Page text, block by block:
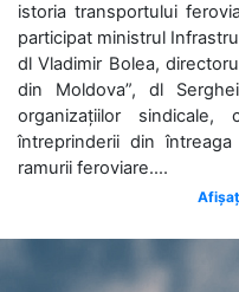
istoria transportului
participat ministrul
dl Vladimir Bolea,
din Moldova”, dl
organizațiilor sindicale,
întreprinderii din
ramurii feroviare....